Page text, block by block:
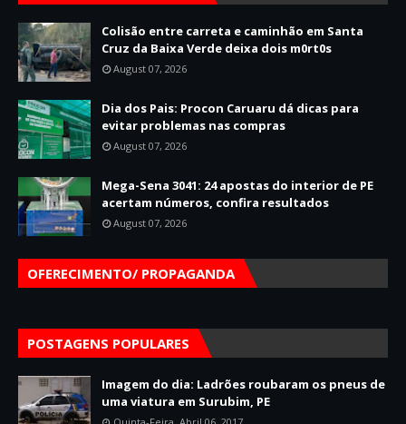
Colisão entre carreta e caminhão em Santa
Cruz da Baixa Verde deixa dois m0rt0s
August 07, 2026
Dia dos Pais: Procon Caruaru dá dicas para
evitar problemas nas compras
August 07, 2026
Mega-Sena 3041: 24 apostas do interior de PE
acertam números, confira resultados
August 07, 2026
OFERECIMENTO/ PROPAGANDA
POSTAGENS POPULARES
Imagem do dia: Ladrões roubaram os pneus de
uma viatura em Surubim, PE